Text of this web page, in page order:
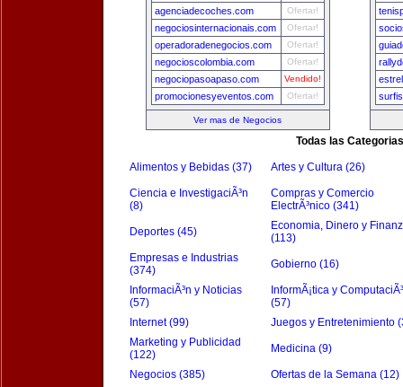
agenciadecoches.com Ofertar!
negociosinternacionais.com Ofertar!
operadoradenegocios.com Ofertar!
negocioscolombia.com Ofertar!
negociopasoapaso.com Vendido!
promocionesyeventos.com Ofertar!
Ver mas de Negocios
Todas las Categorias
Alimentos y Bebidas (37) Artes y Cultura (26)
Ciencia e InvestigaciÃ³n
(8)
Compras y Comercio
ElectrÃ³nico (341)
Deportes (45)
Economia, Dinero y
(113)
Empresas e Industrias
(374)
Gobierno (16)
InformaciÃ³n y Noticias
(57)
InformÃ¡tica y
(57)
Internet (99)
Juegos y Entretenimiento
Marketing y Publicidad
(122)
Medicina (9)
Negocios (385)
Ofertas de la Semana (12)